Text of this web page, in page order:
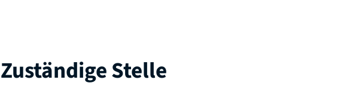
Zuständige Stelle